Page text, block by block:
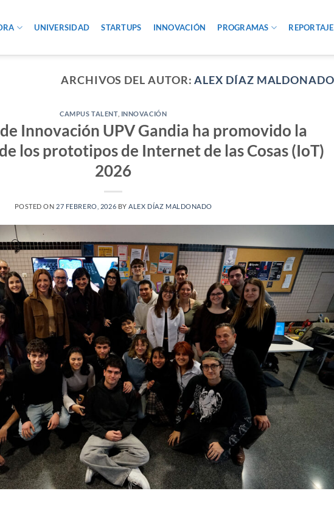
UNIVERSIDAD STARTUPS INNOVACIÓN PROGRAMAS
ARCHIVOS DEL AUTOR:ALEX DÍAZ MALDONADO
CAMPUS TALENT, INNOVACIÓN
Innovación UPV Gandia ha promovido la
los prototipos de Internet de las Cosas (IoT)
2026
POSTED ON 27 FEBRERO, 2026 BYALEX DÍAZ MALDONADO